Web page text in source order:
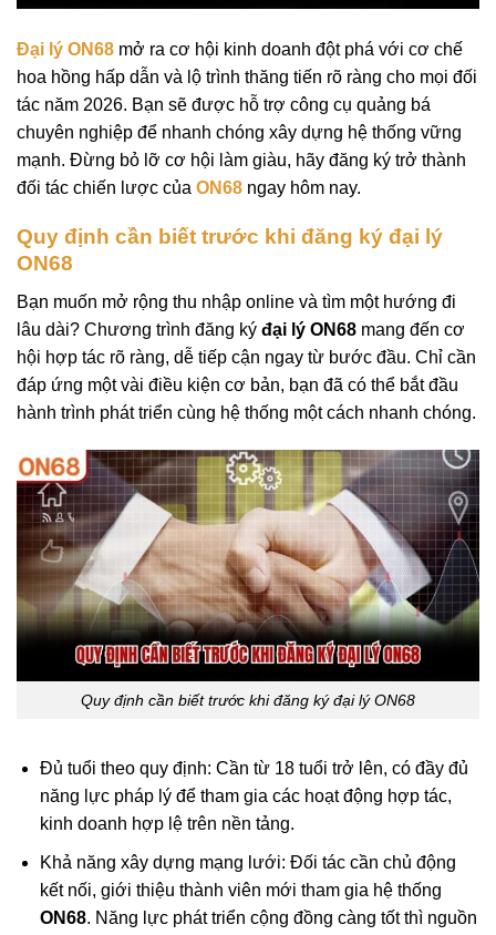
Đại lý ON68 mở ra cơ hội kinh doanh đột phá với cơ chế
hoa hồng hấp dẫn và lộ trình thăng tiến rõ ràng cho mọi đối
tác năm 2026. Bạn sẽ được hỗ trợ công cụ quảng bá
chuyên nghiệp để nhanh chóng xây dựng hệ thống vững
mạnh. Đừng bỏ lỡ cơ hội làm giàu, hãy đăng ký trở thành
đối tác chiến lược của ON68 ngay hôm nay.
Quy định cần biết trước khi đăng ký đại lý
ON68
Bạn muốn mở rộng thu nhập online và tìm một hướng đi
lâu dài? Chương trình đăng ký đại lý ON68 mang đến cơ
hội hợp tác rõ ràng, dễ tiếp cận ngay từ bước đầu. Chỉ cần
đáp ứng một vài điều kiện cơ bản, bạn đã có thể bắt đầu
hành trình phát triển cùng hệ thống một cách nhanh chóng.
Quy định cần biết trước khi đăng ký đại lý ON68
Đủ tuổi theo quy định: Cần từ 18 tuổi trở lên, có đầy đủ
năng lực pháp lý để tham gia các hoạt động hợp tác,
kinh doanh hợp lệ trên nền tảng.
Khả năng xây dựng mạng lưới: Đối tác cần chủ động
kết nối, giới thiệu thành viên mới tham gia hệ thống
ON68. Năng lực phát triển cộng đồng càng tốt thì nguồn